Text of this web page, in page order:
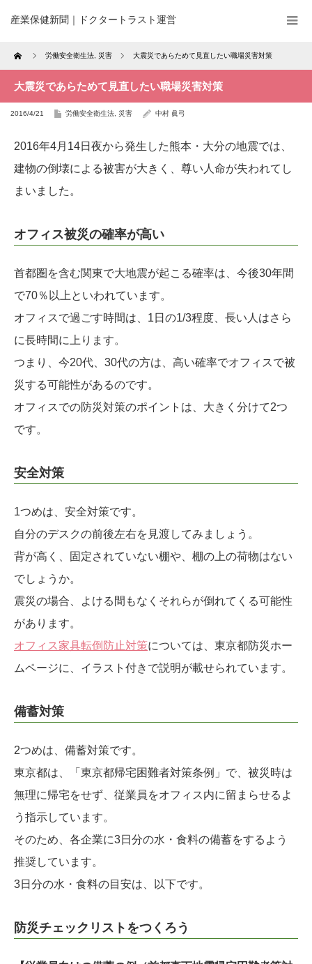
産業保健新聞｜ドクタートラスト運営
Home 労働安全衛生法 災害 大震災であらためて見直したい職場災害対策
大震災であらためて見直したい職場災害対策
2016/4/21 労働安全衛生法 災害 中村 眞弓
2016年4月14日夜から発生した熊本・大分の地震では、
建物の倒壊による被害が大きく、尊い人命が失われてし
まいました。
オフィス被災の確率が高い
首都圏を含む関東で大地震が起こる確率は、今後30年間
で70％以上といわれています。
オフィスで過ごす時間は、1日の1/3程度、長い人はさら
に長時間に上ります。
つまり、今20代、30代の方は、高い確率でオフィスで被
災する可能性があるのです。
オフィスでの防災対策のポイントは、大きく分けて2つ
です。
安全対策
1つめは、安全対策です。
自分のデスクの前後左右を見渡してみましょう。
背が高く、固定されていない棚や、棚の上の荷物はない
でしょうか。
震災の場合、よける間もなくそれらが倒れてくる可能性
があります。
オフィス家具転倒防止対策については、東京都防災ホー
ムページに、イラスト付きで説明が載せられています。
備蓄対策
2つめは、備蓄対策です。
東京都は、「東京都帰宅困難者対策条例」で、被災時は
無理に帰宅をせず、従業員をオフィス内に留まらせるよ
う指示しています。
そのため、各企業に3日分の水・食料の備蓄をするよう
推奨しています。
3日分の水・食料の目安は、以下です。
防災チェックリストをつくろう